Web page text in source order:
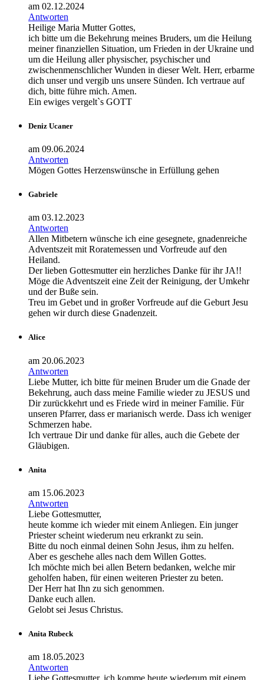
am 02.12.2024
Antworten
Heilige Maria Mutter Gottes,
ich bitte um die Bekehrung meines Bruders, um die Heilung
meiner finanziellen Situation, um Frieden in der Ukraine und
um die Heilung aller physischer, psychischer und
zwischenmenschlicher Wunden in dieser Welt. Herr, erbarme
dich unser und vergib uns unsere Sünden. Ich vertraue auf
dich, bitte führe mich. Amen.
Ein ewiges vergelt`s GOTT
Deniz Ucaner
am 09.06.2024
Antworten
Mögen Gottes Herzenswünsche in Erfüllung gehen
Gabriele
am 03.12.2023
Antworten
Allen Mitbetern wünsche ich eine gesegnete, gnadenreiche
Adventszeit mit Roratemessen und Vorfreude auf den
Heiland.
Der lieben Gottesmutter ein herzliches Danke für ihr JA!!
Möge die Adventszeit eine Zeit der Reinigung, der Umkehr
und der Buße sein.
Treu im Gebet und in großer Vorfreude auf die Geburt Jesu
gehen wir durch diese Gnadenzeit.
Alice
am 20.06.2023
Antworten
Liebe Mutter, ich bitte für meinen Bruder um die Gnade der
Bekehrung, auch dass meine Familie wieder zu JESUS und
Dir zurückkehrt und es Friede wird in meiner Familie. Für
unseren Pfarrer, dass er marianisch werde. Dass ich weniger
Schmerzen habe.
Ich vertraue Dir und danke für alles, auch die Gebete der
Gläubigen.
Anita
am 15.06.2023
Antworten
Liebe Gottesmutter,
heute komme ich wieder mit einem Anliegen. Ein junger
Priester scheint wiederum neu erkrankt zu sein.
Bitte du noch einmal deinen Sohn Jesus, ihm zu helfen.
Aber es geschehe alles nach dem Willen Gottes.
Ich möchte mich bei allen Betern bedanken, welche mir
geholfen haben, für einen weiteren Priester zu beten.
Der Herr hat Ihn zu sich genommen.
Danke euch allen.
Gelobt sei Jesus Christus.
Anita Rubeck
am 18.05.2023
Antworten